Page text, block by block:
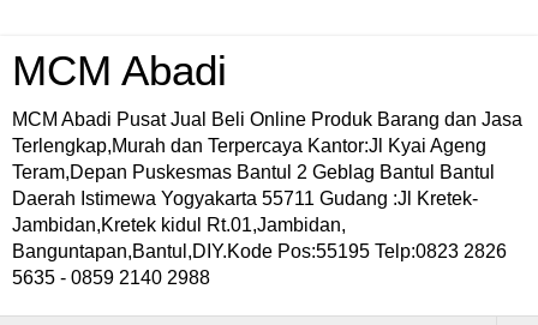
MCM Abadi
MCM Abadi Pusat Jual Beli Online Produk Barang dan Jasa
Terlengkap,Murah dan Terpercaya Kantor:Jl Kyai Ageng
Teram,Depan Puskesmas Bantul 2 Geblag Bantul Bantul
Daerah Istimewa Yogyakarta 55711 Gudang :Jl Kretek-
Jambidan,Kretek kidul Rt.01,Jambidan,
Banguntapan,Bantul,DIY.Kode Pos:55195 Telp:0823 2826
5635 - 0859 2140 2988